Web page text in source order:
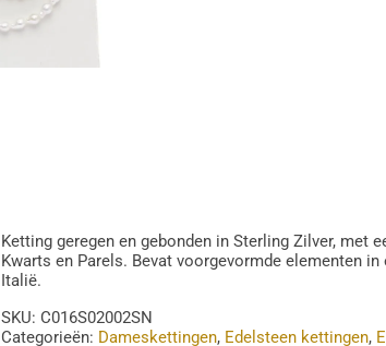
Ketting geregen en gebonden in Sterling Zilver, met
Kwarts en Parels. Bevat voorgevormde elementen
Italië.
SKU: C016S02002SN
Categorieën: Dameskettingen, Edelsteen kettingen,